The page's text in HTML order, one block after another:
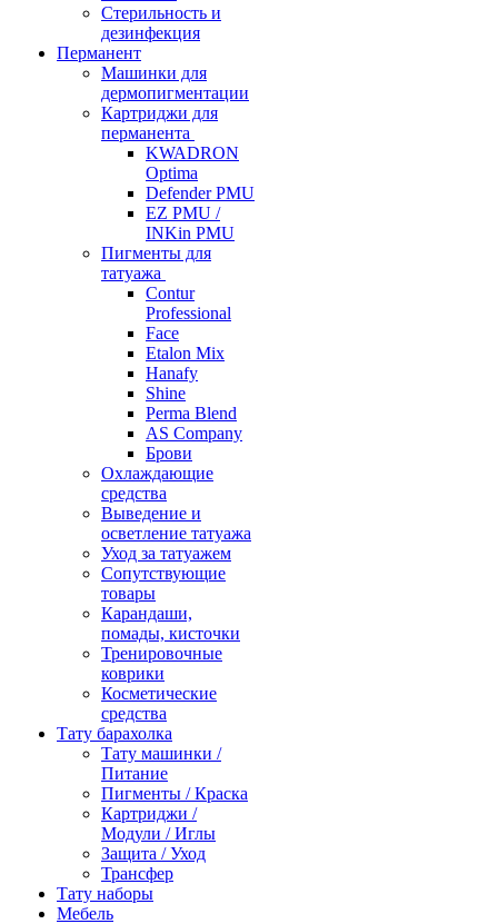
Стерильность и
дезинфекция
Перманент
Машинки для
дермопигментации
Картриджи для
перманента
KWADRON
Optima
Defender PMU
EZ PMU /
INKin PMU
Пигменты для
татуажа
Contur
Professional
Face
Etalon Mix
Hanafy
Shine
Perma Blend
AS Company
Брови
Охлаждающие
средства
Выведение и
осветление татуажа
Уход за татуажем
Сопутствующие
товары
Карандаши,
помады, кисточки
Тренировочные
коврики
Косметические
средства
Тату барахолка
Тату машинки /
Питание
Пигменты / Краска
Картриджи /
Модули / Иглы
Защита / Уход
Трансфер
Тату наборы
Мебель